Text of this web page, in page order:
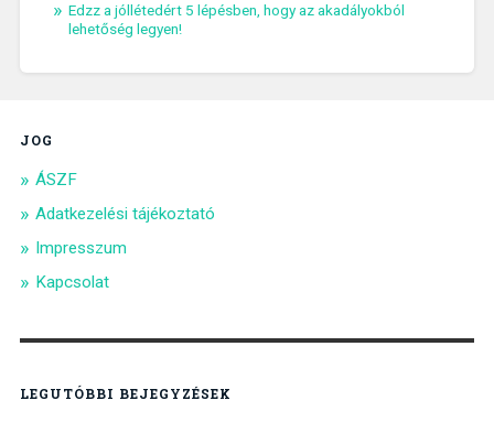
Edzz a jóllétedért 5 lépésben, hogy az akadályokból
lehetőség legyen!
JOG
ÁSZF
Adatkezelési tájékoztató
Impresszum
Kapcsolat
LEGUTÓBBI BEJEGYZÉSEK